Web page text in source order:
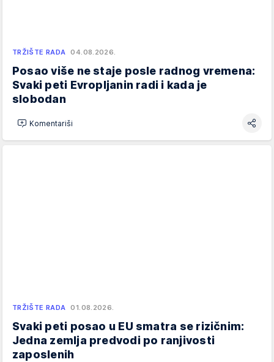
TRŽIŠTE RADA 04.08.2026.
Posao više ne staje posle radnog vremena:
Svaki peti Evropljanin radi i kada je
slobodan
Komentariši
TRŽIŠTE RADA 01.08.2026.
Svaki peti posao u EU smatra se rizičnim:
Jedna zemlja predvodi po ranjivosti
zaposlenih